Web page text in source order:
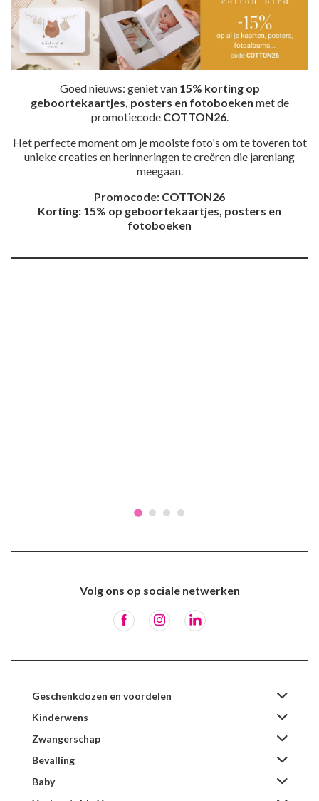
Goed nieuws: geniet van 15% korting op
geboortekaartjes, posters en fotoboeken met de
promotiecode COTTON26.
Het perfecte moment om je mooiste foto's om te toveren tot
unieke creaties en herinneringen te creëren die jarenlang
meegaan.
Promocode: COTTON26
Korting: 15% op geboortekaartjes, posters en
fotoboeken
Volg ons op sociale netwerken
Geschenkdozen en voordelen
Kinderwens
Zwangerschap
Bevalling
Baby